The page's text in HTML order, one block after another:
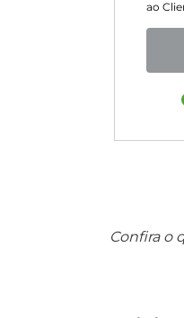
ao
Confira o